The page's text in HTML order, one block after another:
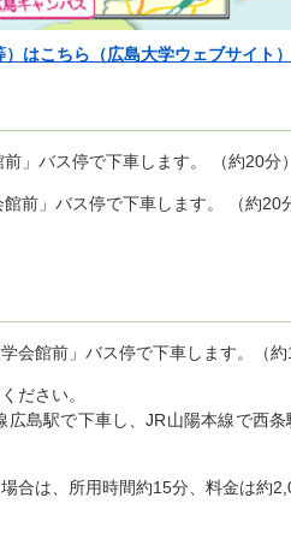
はこちら（広島大学ウェブサイト）
」バス停で下車します。 （約20分）
前」バス停で下車します。 （約20
会館前」バス停で下車します。（約
ださい。
島駅で下車し、JR山陽本線で西
合は、所用時間約15分、料金は約